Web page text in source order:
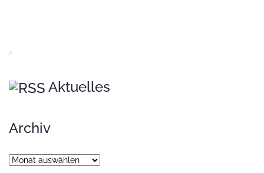
Aktuelles
Archiv
Archiv